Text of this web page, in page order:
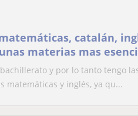
catalán,
materias mas
y por lo tanto tengo
matemáticas y inglés, ya qu...